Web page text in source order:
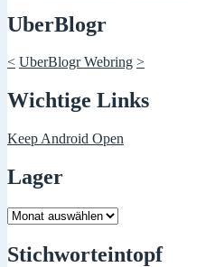
UberBlogr
< UberBlogr Webring >
Wichtige Links
Keep Android Open
Lager
Lager
Stichworteintopf